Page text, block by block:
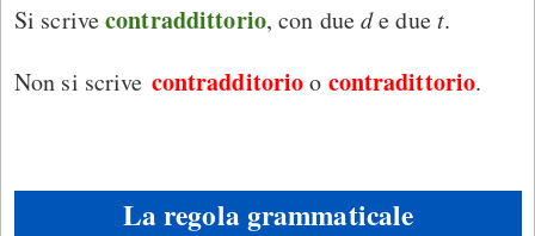
Si scrivecontraddittorio, con duede due t.
Non si scrive contradditorioo contradittorio.
La regola grammaticale